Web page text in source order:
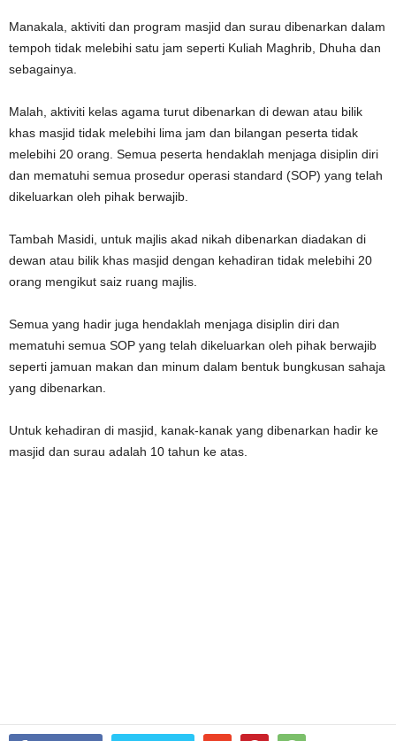
Manakala, aktiviti dan program masjid dan surau dibenarkan dalam
tempoh tidak melebihi satu jam seperti Kuliah Maghrib, Dhuha dan
sebagainya.
Malah, aktiviti kelas agama turut dibenarkan di dewan atau bilik
khas masjid tidak melebihi lima jam dan bilangan peserta tidak
melebihi 20 orang. Semua peserta hendaklah menjaga disiplin diri
dan mematuhi semua prosedur operasi standard (SOP) yang telah
dikeluarkan oleh pihak berwajib.
Tambah Masidi, untuk majlis akad nikah dibenarkan diadakan di
dewan atau bilik khas masjid dengan kehadiran tidak melebihi 20
orang mengikut saiz ruang majlis.
Semua yang hadir juga hendaklah menjaga disiplin diri dan
mematuhi semua SOP yang telah dikeluarkan oleh pihak berwajib
seperti jamuan makan dan minum dalam bentuk bungkusan sahaja
yang dibenarkan.
Untuk kehadiran di masjid, kanak-kanak yang dibenarkan hadir ke
masjid dan surau adalah 10 tahun ke atas.